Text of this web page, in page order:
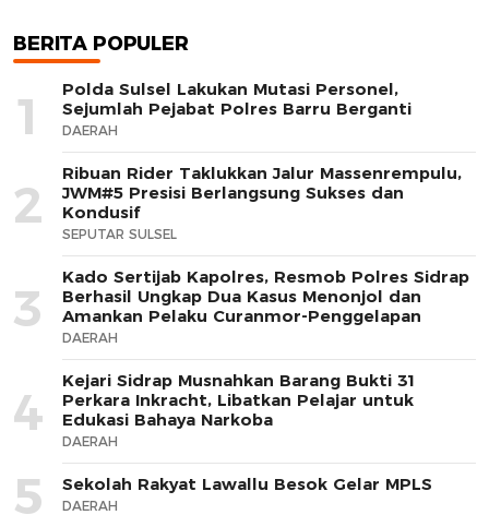
BERITA POPULER
1
Polda Sulsel Lakukan Mutasi Personel,
Sejumlah Pejabat Polres Barru Berganti
DAERAH
2
Ribuan Rider Taklukkan Jalur Massenrempulu,
JWM#5 Presisi Berlangsung Sukses dan
Kondusif
SEPUTAR SULSEL
3
Kado Sertijab Kapolres, Resmob Polres Sidrap
Berhasil Ungkap Dua Kasus Menonjol dan
Amankan Pelaku Curanmor-Penggelapan
DAERAH
4
Kejari Sidrap Musnahkan Barang Bukti 31
Perkara Inkracht, Libatkan Pelajar untuk
Edukasi Bahaya Narkoba
DAERAH
5 Sekolah Rakyat Lawallu Besok Gelar MPLS
DAERAH